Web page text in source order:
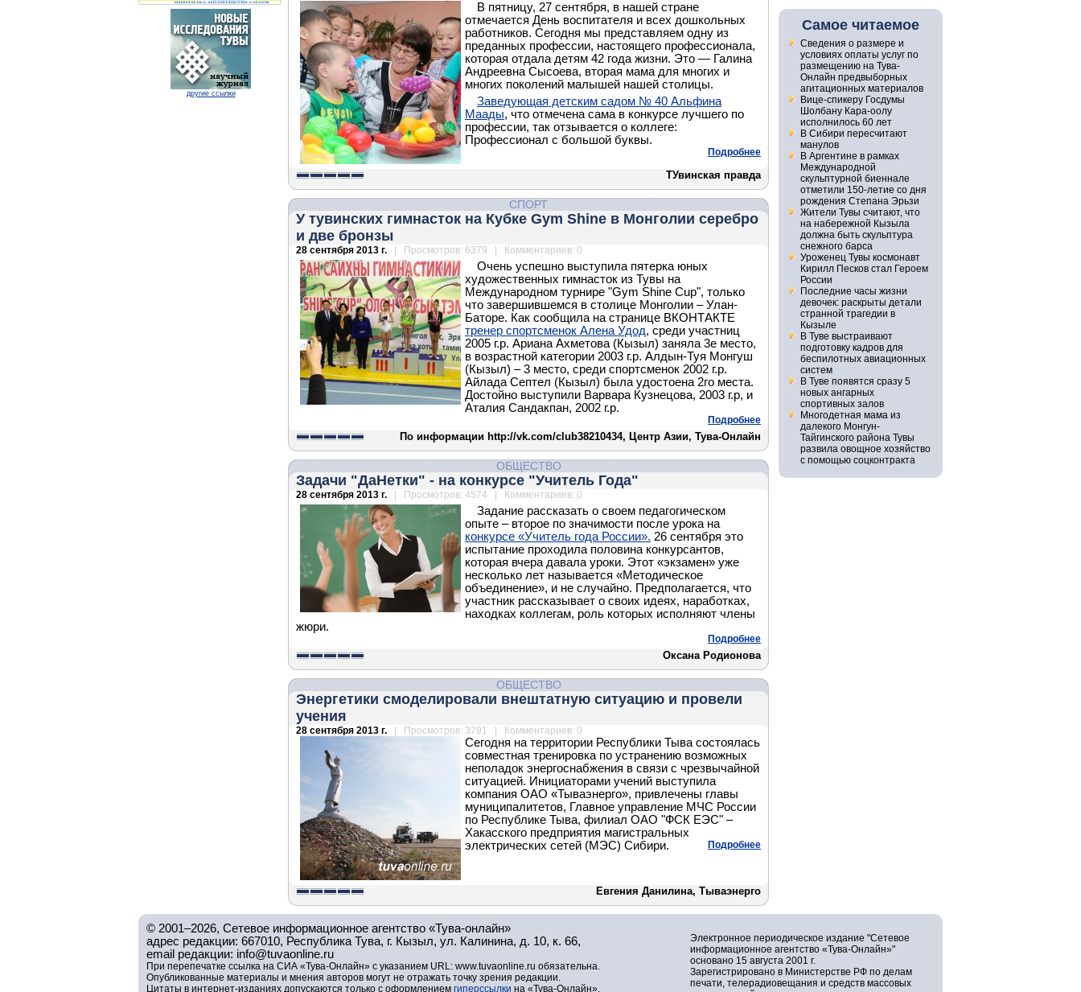
другие ссылки
В пятницу, 27 сентября, в нашей стране
отмечается День воспитателя и всех дошкольных
работников. Сегодня мы представляем одну из
преданных профессии, настоящего профессионала,
которая отдала детям 42 года жизни. Это — Галина
Андреевна Сысоева, вторая мама для многих и
многих поколений малышей нашей столицы.
Заведующая детским садом № 40 Альфина
Маады, что отмечена сама в конкурсе лучшего по
профессии, так отзывается о коллеге:
Профессионал с большой буквы.
Подробнее
ТУвинская правда
СПОРТ
У тувинских гимнасток на Кубке Gym Shine в Монголии серебро
и две бронзы
28 сентября 2013 г. | Просмотров: 6379 | Комментариев: 0
Очень успешно выступила пятерка юных
художественных гимнасток из Тувы на
Международном турнире "Gym Shine Cup", только
что завершившемся в столице Монголии – Улан-
Баторе. Как сообщила на странице ВКОНТАКТЕ
тренер спортсменок Алена Удод, среди участниц
2005 г.р. Ариана Ахметова (Кызыл) заняла 3е место,
в возрастной категории 2003 г.р. Алдын-Туя Монгуш
(Кызыл) – 3 место, среди спортсменок 2002 г.р.
Айлада Септел (Кызыл) была удостоена 2го места.
Достойно выступили Варвара Кузнецова, 2003 г.р, и
Аталия Сандакпан, 2002 г.р.
Подробнее
По информации http://vk.com/club38210434, Центр Азии, Тува-Онлайн
ОБЩЕСТВО
Задачи "ДаНетки" - на конкурсе "Учитель Года"
28 сентября 2013 г. | Просмотров: 4574 | Комментариев: 0
Задание рассказать о своем педагогическом
опыте – второе по значимости после урока на
конкурсе «Учитель года России». 26 сентября это
испытание проходила половина конкурсантов,
которая вчера давала уроки. Этот «экзамен» уже
несколько лет называется «Методическое
объединение», и не случайно. Предполагается, что
участник рассказывает о своих идеях, наработках,
находках коллегам, роль которых исполняют члены
жюри.
Подробнее
Оксана Родионова
ОБЩЕСТВО
Энергетики смоделировали внештатную ситуацию и провели
учения
28 сентября 2013 г. | Просмотров: 3791 | Комментариев: 0
Сегодня на территории Республики Тыва состоялась
совместная тренировка по устранению возможных
неполадок энергоснабжения в связи с чрезвычайной
ситуацией. Инициаторами учений выступила
компания ОАО «Тываэнерго», привлечены главы
муниципалитетов, Главное управление МЧС России
по Республике Тыва, филиал ОАО "ФСК ЕЭС" –
Хакасского предприятия магистральных
электрических сетей (МЭС) Сибири.
Подробнее
Евгения Данилина, Тываэнерго
Самое читаемое
Сведения о размере и
условиях оплаты услуг по
размещению на Тува-
Онлайн предвыборных
агитационных материалов
Вице-спикеру Госдумы
Шолбану Кара-оолу
исполнилось 60 лет
В Сибири пересчитают
манулов
В Аргентине в рамках
Международной
скульптурной биеннале
отметили 150-летие со дня
рождения Степана Эрьзи
Жители Тувы считают, что
на набережной Кызыла
должна быть скульптура
снежного барса
Уроженец Тувы космонавт
Кирилл Песков стал Героем
России
Последние часы жизни
девочек: раскрыты детали
странной трагедии в
Кызыле
В Туве выстраивают
подготовку кадров для
беспилотных авиационных
систем
В Туве появятся сразу 5
новых ангарных
спортивных залов
Многодетная мама из
далекого Монгун-
Тайгинского района Тувы
развила овощное хозяйство
с помощью соцконтракта
© 2001–2026, Сетевое информационное агентство «Тува-онлайн»
адрес редакции: 667010, Республика Тува, г. Кызыл, ул. Калинина, д. 10, к. 66,
email редакции: info@tuvaonline.ru
При перепечатке ссылка на СИА «Тува-Онлайн» с указанием URL: www.tuvaonline.ru обязательна.
Опубликованные материалы и мнения авторов могут не отражать точку зрения редакции.
Цитаты в интернет-изданиях допускаются только с оформлением гиперссылки на «Тува-Онлайн».
Электронное периодическое издание "Сетевое
информационное агентство «Тува-Онлайн»"
основано 15 августа 2001 г.
Зарегистрировано в Министерстве РФ по делам
печати, телерадиовещания и средств массовых